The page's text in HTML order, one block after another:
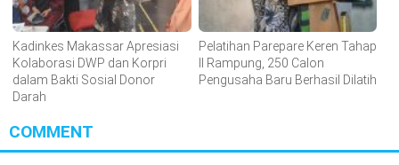
Kadinkes Makassar Apresiasi
Kolaborasi DWP dan Korpri
dalam Bakti Sosial Donor
Darah
Pelatihan Parepare Keren Tahap
II Rampung, 250 Calon
Pengusaha Baru Berhasil Dilatih
COMMENT